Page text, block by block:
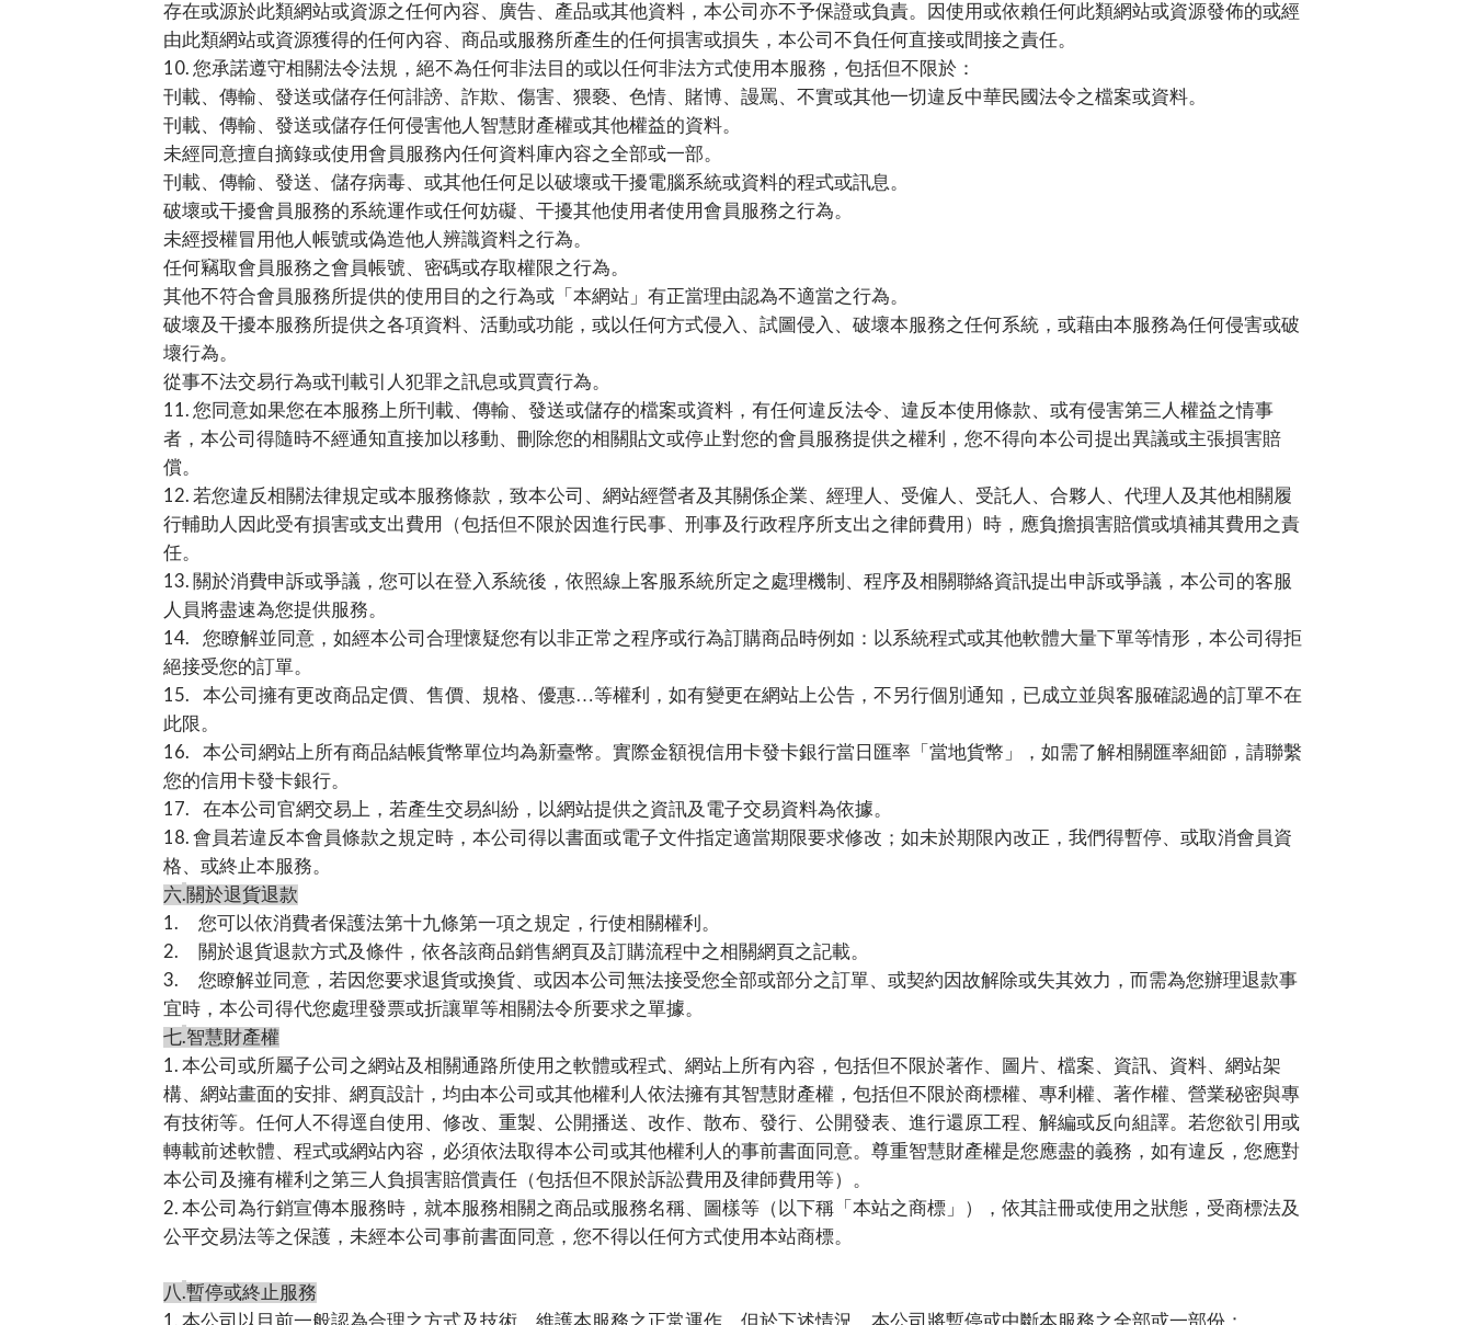
存在或源於此類網站或資源之任何內容、廣告、產品或其他資料，本公司亦不予保證或負責。因使用或依賴任何此類網站或資源發佈的或經
由此類網站或資源獲得的任何內容、商品或服務所產生的任何損害或損失，本公司不負任何直接或間接之責任。
10. 您承諾遵守相關法令法規，絕不為任何非法目的或以任何非法方式使用本服務，包括但不限於：
刊載、傳輸、發送或儲存任何誹謗、詐欺、傷害、猥褻、色情、賭博、謾罵、不實或其他一切違反中華民國法令之檔案或資料。
刊載、傳輸、發送或儲存任何侵害他人智慧財產權或其他權益的資料。
未經同意擅自摘錄或使用會員服務內任何資料庫內容之全部或一部。
刊載、傳輸、發送、儲存病毒、或其他任何足以破壞或干擾電腦系統或資料的程式或訊息。
破壞或干擾會員服務的系統運作或任何妨礙、干擾其他使用者使用會員服務之行為。
未經授權冒用他人帳號或偽造他人辨識資料之行為。
任何竊取會員服務之會員帳號、密碼或存取權限之行為。
其他不符合會員服務所提供的使用目的之行為或「本網站」有正當理由認為不適當之行為。
破壞及干擾本服務所提供之各項資料、活動或功能，或以任何方式侵入、試圖侵入、破壞本服務之任何系統，或藉由本服務為任何侵害或破
壞行為。
從事不法交易行為或刊載引人犯罪之訊息或買賣行為。
11. 您同意如果您在本服務上所刊載、傳輸、發送或儲存的檔案或資料，有任何違反法令、違反本使用條款、或有侵害第三人權益之情事
者，本公司得隨時不經通知直接加以移動、刪除您的相關貼文或停止對您的會員服務提供之權利，您不得向本公司提出異議或主張損害賠
償。
12. 若您違反相關法律規定或本服務條款，致本公司、網站經營者及其關係企業、經理人、受僱人、受託人、合夥人、代理人及其他相關履
行輔助人因此受有損害或支出費用（包括但不限於因進行民事、刑事及行政程序所支出之律師費用）時，應負擔損害賠償或填補其費用之責
任。
13. 關於消費申訴或爭議，您可以在登入系統後，依照線上客服系統所定之處理機制、程序及相關聯絡資訊提出申訴或爭議，本公司的客服
人員將盡速為您提供服務。
14. 您瞭解並同意，如經本公司合理懷疑您有以非正常之程序或行為訂購商品時例如：以系統程式或其他軟體大量下單等情形，本公司得拒
絕接受您的訂單。
15. 本公司擁有更改商品定價、售價、規格、優惠…等權利，如有變更在網站上公告，不另行個別通知，已成立並與客服確認過的訂單不在
此限。
16. 本公司網站上所有商品結帳貨幣單位均為新臺幣。實際金額視信用卡發卡銀行當日匯率「當地貨幣」，如需了解相關匯率細節，請聯繫
您的信用卡發卡銀行。
17. 在本公司官網交易上，若產生交易糾紛，以網站提供之資訊及電子交易資料為依據。
18. 會員若違反本會員條款之規定時，本公司得以書面或電子文件指定適當期限要求修改；如未於期限內改正，我們得暫停、或取消會員資
格、或終止本服務。
六.關於退貨退款
1. 您可以依消費者保護法第十九條第一項之規定，行使相關權利。
2. 關於退貨退款方式及條件，依各該商品銷售網頁及訂購流程中之相關網頁之記載。
3. 您瞭解並同意，若因您要求退貨或換貨、或因本公司無法接受您全部或部分之訂單、或契約因故解除或失其效力，而需為您辦理退款事
宜時，本公司得代您處理發票或折讓單等相關法令所要求之單據。
七.智慧財產權
1. 本公司或所屬子公司之網站及相關通路所使用之軟體或程式、網站上所有內容，包括但不限於著作、圖片、檔案、資訊、資料、網站架
構、網站畫面的安排、網頁設計，均由本公司或其他權利人依法擁有其智慧財產權，包括但不限於商標權、專利權、著作權、營業秘密與專
有技術等。任何人不得逕自使用、修改、重製、公開播送、改作、散布、發行、公開發表、進行還原工程、解編或反向組譯。若您欲引用或
轉載前述軟體、程式或網站內容，必須依法取得本公司或其他權利人的事前書面同意。尊重智慧財產權是您應盡的義務，如有違反，您應對
本公司及擁有權利之第三人負損害賠償責任（包括但不限於訴訟費用及律師費用等）。
2. 本公司為行銷宣傳本服務時，就本服務相關之商品或服務名稱、圖樣等（以下稱「本站之商標」），依其註冊或使用之狀態，受商標法及
公平交易法等之保護，未經本公司事前書面同意，您不得以任何方式使用本站商標。
八.暫停或終止服務
1.